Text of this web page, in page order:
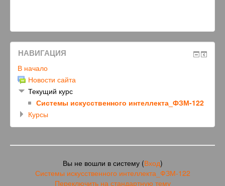
НАВИГАЦИЯ
В начало
Новости сайта
Текущий курс
Системы искусственного интеллекта_ФЗМ-122
Курсы
Вы не вошли в систему (Вход)
Системы искусственного интеллекта_ФЗМ-122
Переключить на стандартную тему